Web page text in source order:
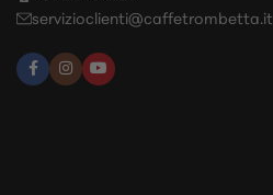
servizioclienti@caffetrombetta.it